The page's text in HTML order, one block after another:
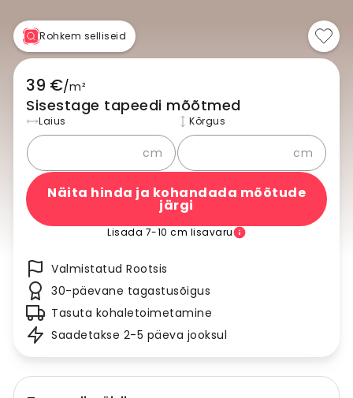
Rohkem selliseid
39 €/m²
Sisestage tapeedi mõõtmed
Laius
cm
Kõrgus
cm
Näita hinda ja kohandada mõõtude
järgi
Lisada 7-10 cm lisavaru
Valmistatud Rootsis
30-päevane tagastusõigus
Tasuta kohaletoimetamine
Saadetakse 2-5 päeva jooksul